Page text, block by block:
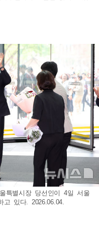
특별시장 당선인이 4일 서울
고 있다. 2026.06.04.